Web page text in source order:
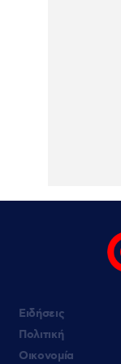
Ειδήσεις
Πολιτική
Οικονομία